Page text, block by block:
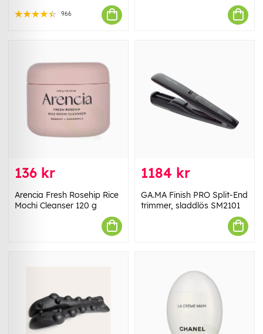
966
136 kr
Arencia Fresh Rosehip Rice
Mochi Cleanser 120 g
1184 kr
GA.MA Finish PRO Split-End
trimmer, sladdlös SM2101